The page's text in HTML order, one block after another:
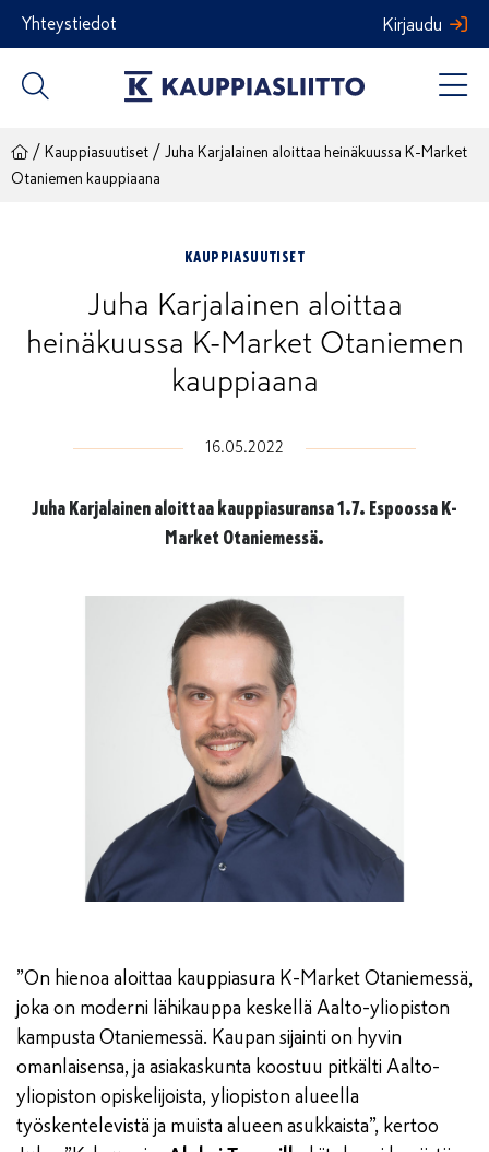
Siirry
sisältöön
Yhteystiedot Kirjaudu
/ Kauppiasuutiset / Juha Karjalainen aloittaa heinäkuussa K-Market
Otaniemen kauppiaana
KAUPPIASUUTISET
Juha Karjalainen aloittaa
heinäkuussa K-Market Otaniemen
kauppiaana
16.05.2022
Juha Karjalainen aloittaa kauppiasuransa 1.7. Espoossa K-
Market Otaniemessä.
”On hienoa aloittaa kauppiasura K-Market Otaniemessä,
joka on moderni lähikauppa keskellä Aalto-yliopiston
kampusta Otaniemessä. Kaupan sijainti on hyvin
omanlaisensa, ja asiakaskunta koostuu pitkälti Aalto-
yliopiston opiskelijoista, yliopiston alueella
työskentelevistä ja muista alueen asukkaista”, kertoo